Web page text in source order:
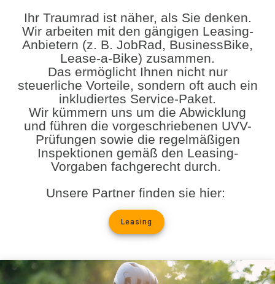
Ihr Traumrad ist näher, als Sie denken.
Wir arbeiten mit den gängigen Leasing-
Anbietern (z. B. JobRad, BusinessBike,
Lease-a-Bike) zusammen.
Das ermöglicht Ihnen nicht nur
steuerliche Vorteile, sondern oft auch ein
inkludiertes Service-Paket.
Wir kümmern uns um die Abwicklung
und führen die vorgeschriebenen UVV-
Prüfungen sowie die regelmäßigen
Inspektionen gemäß den Leasing-
Vorgaben fachgerecht durch.
Unsere Partner finden sie hier:
Leasing